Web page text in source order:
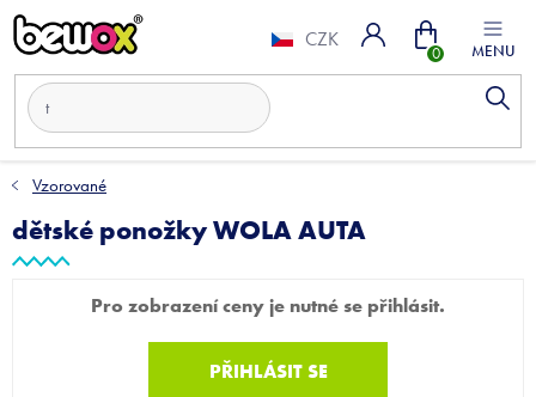
Přejít
na
CZK Nákupní
Vzorované
dětské ponožky WOLA AUTA
Pro zobrazení ceny je nutné se přihlásit.
PŘIHLÁSIT SE